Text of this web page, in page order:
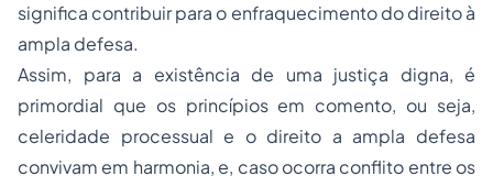
significa contribuir para o enfraquecimento do direito à
ampla defesa.
Assim, para a existência de uma justiça digna, é
primordial que os princípios em comento, ou seja,
celeridade processual e o direito a ampla defesa
convivam em harmonia, e, caso ocorra conflito entre os